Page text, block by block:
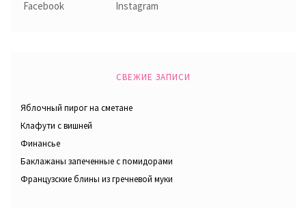
СВЕЖИЕ ЗАПИСИ
Яблочный пирог на сметане
Клафути с вишней
Финансье
Баклажаны запеченные с помидорами
Французские блины из гречневой муки